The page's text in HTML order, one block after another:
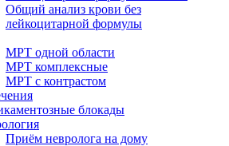
Общий анализ крови без
лейкоцитарной формулы
МРТ одной области
МРТ комплексные
МРТ с контрастом
блокады
Приём невролога на дому